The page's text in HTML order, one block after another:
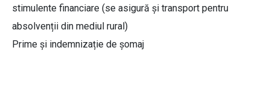
stimulente financiare (se asigură și transport pentru
absolvenții din mediul rural)
Prime și indemnizație de șomaj